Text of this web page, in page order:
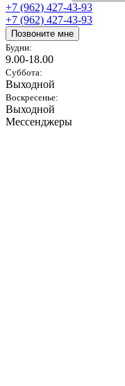
+7 (962) 427-43-93
+7 (962) 427-43-93
Позвоните мне
Будни:
9.00-18.00
Суббота:
Выходной
Воскресенье:
Выходной
Мессенджеры